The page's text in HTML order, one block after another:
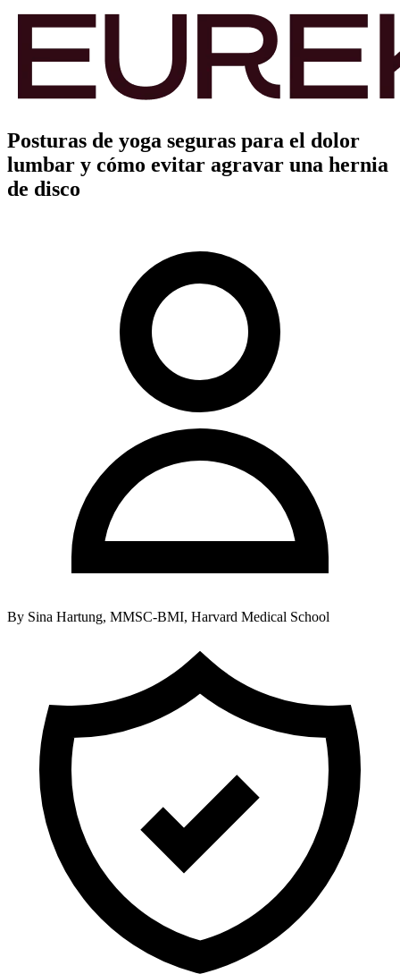
Posturas de yoga seguras para el dolor
lumbar y cómo evitar agravar una hernia
de disco
By Sina Hartung, MMSC-BMI, Harvard Medical School